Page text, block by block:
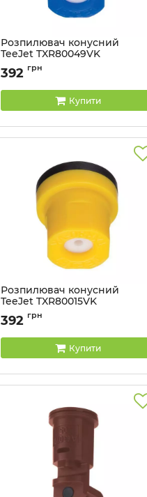
Розпилювач конусний
TeeJet TXR80049VK
Артикул: TXR80049VK
392 грн
Купити
Розпилювач конусний
TeeJet TXR80015VK
Артикул: TXR80015VK
392 грн
Купити